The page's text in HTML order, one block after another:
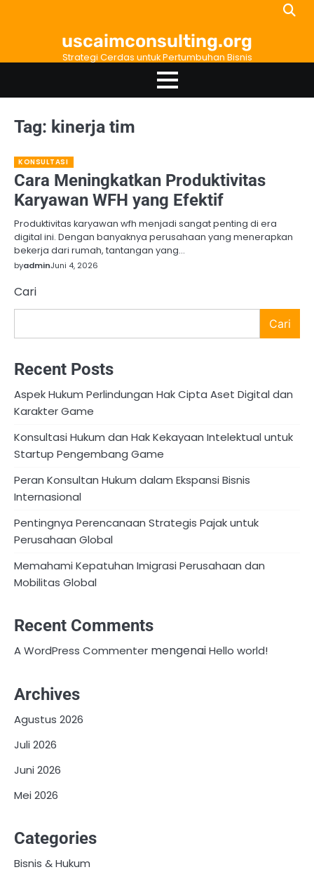
uscaimconsulting.org
Strategi Cerdas untuk Pertumbuhan Bisnis
Tag: kinerja tim
KONSULTASI
Cara Meningkatkan Produktivitas
Karyawan WFH yang Efektif
Produktivitas karyawan wfh menjadi sangat penting di era
digital ini. Dengan banyaknya perusahaan yang menerapkan
bekerja dari rumah, tantangan yang…
byadminJuni 4, 2026
Cari
Cari
Recent Posts
Aspek Hukum Perlindungan Hak Cipta Aset Digital dan
Karakter Game
Konsultasi Hukum dan Hak Kekayaan Intelektual untuk
Startup Pengembang Game
Peran Konsultan Hukum dalam Ekspansi Bisnis
Internasional
Pentingnya Perencanaan Strategis Pajak untuk
Perusahaan Global
Memahami Kepatuhan Imigrasi Perusahaan dan
Mobilitas Global
Recent Comments
A WordPress Commenter mengenaiHello world!
Archives
Agustus 2026
Juli 2026
Juni 2026
Mei 2026
Categories
Bisnis & Hukum